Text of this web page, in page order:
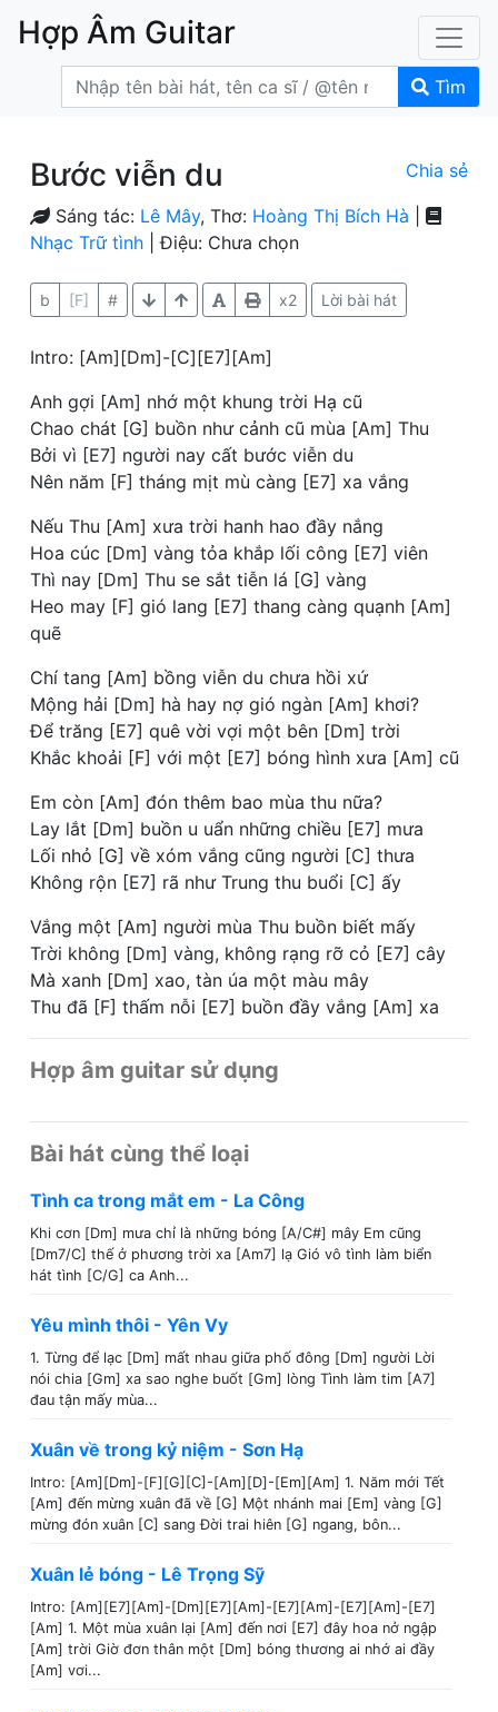
Hợp Âm Guitar
Tìm
Bước viễn du Chia sẻ
Sáng tác: Lê Mây, Thơ: Hoàng Thị Bích Hà
Nhạc Trữ tình | Điệu: Chưa chọn
b [F] # x2 Lời bài hát
Intro: [Am][Dm]-[C][E7][Am]
Anh gợi [Am] nhớ một khung trời Hạ cũ
Chao chát [G] buồn như cảnh cũ mùa [Am] Thu
Bởi vì [E7] người nay cất bước viễn du
Nên năm [F] tháng mịt mù càng [E7] xa vắng
Nếu Thu [Am] xưa trời hanh hao đầy nắng
Hoa cúc [Dm] vàng tỏa khắp lối công [E7] viên
Thì nay [Dm] Thu se sắt tiễn lá [G] vàng
Heo may [F] gió lang [E7] thang càng quạnh [Am]
quẽ
Chí tang [Am] bồng viễn du chưa hồi xứ
Mộng hải [Dm] hà hay nợ gió ngàn [Am] khơi?
Để trăng [E7] quê vời vợi một bên [Dm] trời
Khắc khoải [F] với một [E7] bóng hình xưa [Am] cũ
Em còn [Am] đón thêm bao mùa thu nữa?
Lay lắt [Dm] buồn u uẩn những chiều [E7] mưa
Lối nhỏ [G] về xóm vắng cũng người [C] thưa
Không rộn [E7] rã như Trung thu buổi [C] ấy
Vắng một [Am] người mùa Thu buồn biết mấy
Trời không [Dm] vàng, không rạng rỡ cỏ [E7] cây
Mà xanh [Dm] xao, tàn úa một màu mây
Thu đã [F] thấm nỗi [E7] buồn đầy vắng [Am] xa
Hợp âm guitar sử dụng
Bài hát cùng thể loại
Tình ca trong mắt em - La Công
Khi cơn [Dm] mưa chỉ là những bóng [A/C#] mây Em cũng
[Dm7/C] thế ở phương trời xa [Am7] lạ Gió vô tình làm biển
hát tình [C/G] ca Anh...
Yêu mình thôi - Yên Vy
1. Từng để lạc [Dm] mất nhau giữa phố đông [Dm] người Lời
nói chia [Gm] xa sao nghe buốt [Gm] lòng Tình làm tim [A7]
đau tận mấy mùa...
Xuân về trong kỷ niệm - Sơn Hạ
Intro: [Am][Dm]-[F][G][C]-[Am][D]-[Em][Am] 1. Năm mới Tết
[Am] đến mừng xuân đã về [G] Một nhánh mai [Em] vàng [G]
mừng đón xuân [C] sang Đời trai hiên [G] ngang, bôn...
Xuân lẻ bóng - Lê Trọng Sỹ
Intro: [Am][E7][Am]-[Dm][E7][Am]-[E7][Am]-[E7][Am]-[E7]
[Am] 1. Một mùa xuân lại [Am] đến nơi [E7] đây hoa nở ngập
[Am] trời Giờ đơn thân một [Dm] bóng thương ai nhớ ai đầy
[Am] vơi...